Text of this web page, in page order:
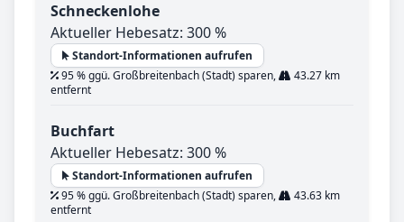
Schneckenlohe
Aktueller Hebesatz: 300 %
Standort-Informationen aufrufen
95 % ggü. Großbreitenbach (Stadt) sparen,
43.27 km
entfernt
Buchfart
Aktueller Hebesatz: 300 %
Standort-Informationen aufrufen
95 % ggü. Großbreitenbach (Stadt) sparen,
43.63 km
entfernt